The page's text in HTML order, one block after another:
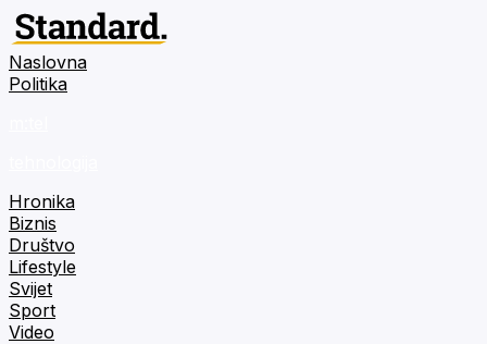
Naslovna
Politika
Hronika
Biznis
Društvo
Lifestyle
Svijet
Sport
Video